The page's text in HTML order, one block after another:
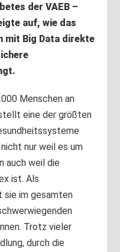
der VAEB –
auf, wie das
mit Big Data direkte
Menschen an
eine der größten
nur weil es um
auch weil die
ist. Als
im gesamten
Trotz vieler
durch die